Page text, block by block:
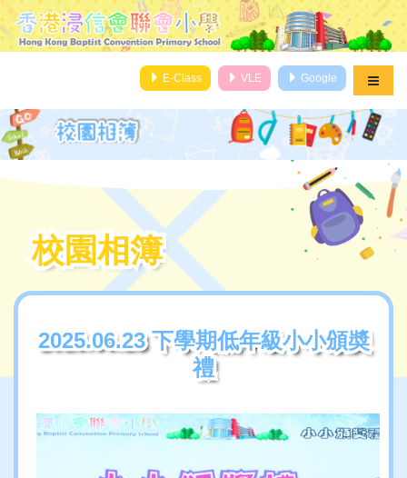
E-Class VLE Google
校園相簿
校園相簿
2025.06.23 下學期低年級小小頒奬
禮
2025.06.23 下學期低年級小小頒奬
禮